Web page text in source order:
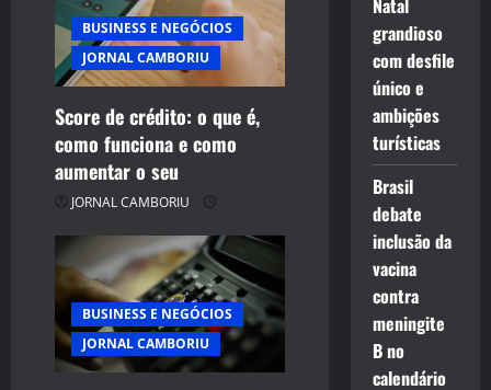
BUSINESS E NEGÓCIOS
JORNAL CAMBORIU
Score de crédito: o que é,
como funciona e como
aumentar o seu
JORNAL CAMBORIU
BUSINESS E NEGÓCIOS
JORNAL CAMBORIU
Natal
grandioso
com desfile
único e
ambições
turísticas
Brasil
debate
inclusão da
vacina
contra
meningite
B no
calendário